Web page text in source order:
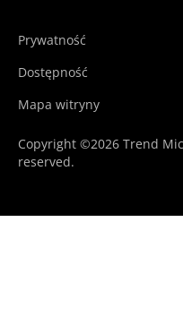
Prywatność
Dostępność
Mapa witryny
Copyright ©2026 Trend
reserved.